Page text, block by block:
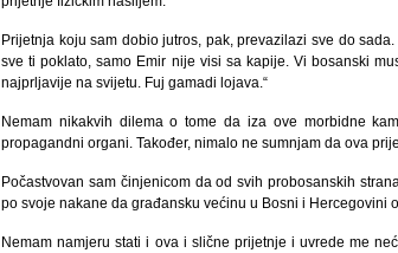
Prijetnja koju sam dobio jutros, pak, prevazilazi sve do
sve ti poklato, samo Emir nije visi sa kapije. Vi bosanski
najprljavije na svijetu. Fuj gamadi lojava.“
Nemam nikakvih dilema o tome da iza ove morbidne
propagandni organi. Također, nimalo ne sumnjam da ova
Počastvovan sam činjenicom da od svih probosanskih
po svoje nakane da građansku većinu u Bosni i Hercegovini
Nemam namjeru stati i ova i slične prijetnje i uvrede me